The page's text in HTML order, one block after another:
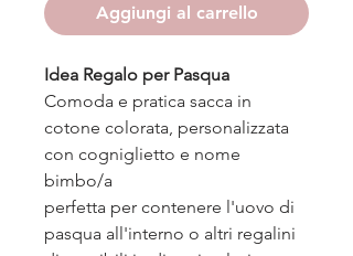
Aggiungi al carrello
Idea Regalo per Pasqua
Comoda e pratica sacca in
cotone colorata, personalizzata
con cogniglietto e nome
bimbo/a
perfetta per contenere l'uovo di
pasqua all'interno o altri regalini